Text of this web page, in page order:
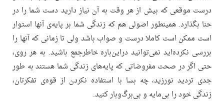
درست موقعی که بیش از هر وقت به آن نیاز دارید دست شما را در
حنا بگذارد. همینطور اصولی هم که زندگی شما بر پایه‌ی آنها استوار
است ممکن است کاملا درست و صواب باشد ولی تا زمانی که آنها را
بررسی نکرده‌اید نمی‌توانید دراین‌باره خاطرجمع باشید. به هر روی،
حتی اگر در صحت مفروضاتی که پایه‌های زندگی شما هستند به طور
جدی تردید نورزید، چه بسا با استفاده نکردن از قوه‌ی تفکرتان،
زندگی خود را بی‌مایه و بی‌برگ‌و‌بار کنید.